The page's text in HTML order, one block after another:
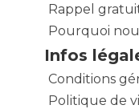
Rappel
Pourquoi
Infos
Conditions
Politique de